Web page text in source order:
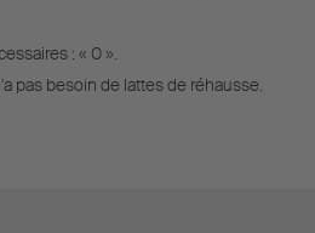
: « 0 ».
pas besoin de lattes de réhausse.